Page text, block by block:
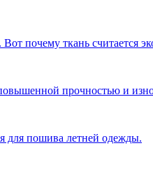
почему ткань считается
прочностью и
для пошива летней одежды.